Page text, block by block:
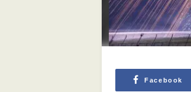
Facebook